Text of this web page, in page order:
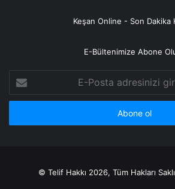
Keşan Online - Son Dakika
E-Bültenimize Abone
Posta
adresinizi
© Telif Hakkı 2026, Tüm Hakları